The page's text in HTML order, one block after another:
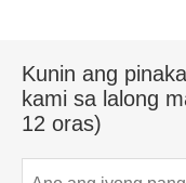
Kunin ang
kami sa lalong
12 oras)